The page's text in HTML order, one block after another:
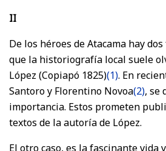
II
De los héroes de Atacama hay
que la historiografía local suele
López (Copiapó 1825)(1). En
Santoro y Florentino Novoa(2), se
importancia. Estos prometen
textos de la autoría de López.
El otro caso, es la fascinante vida